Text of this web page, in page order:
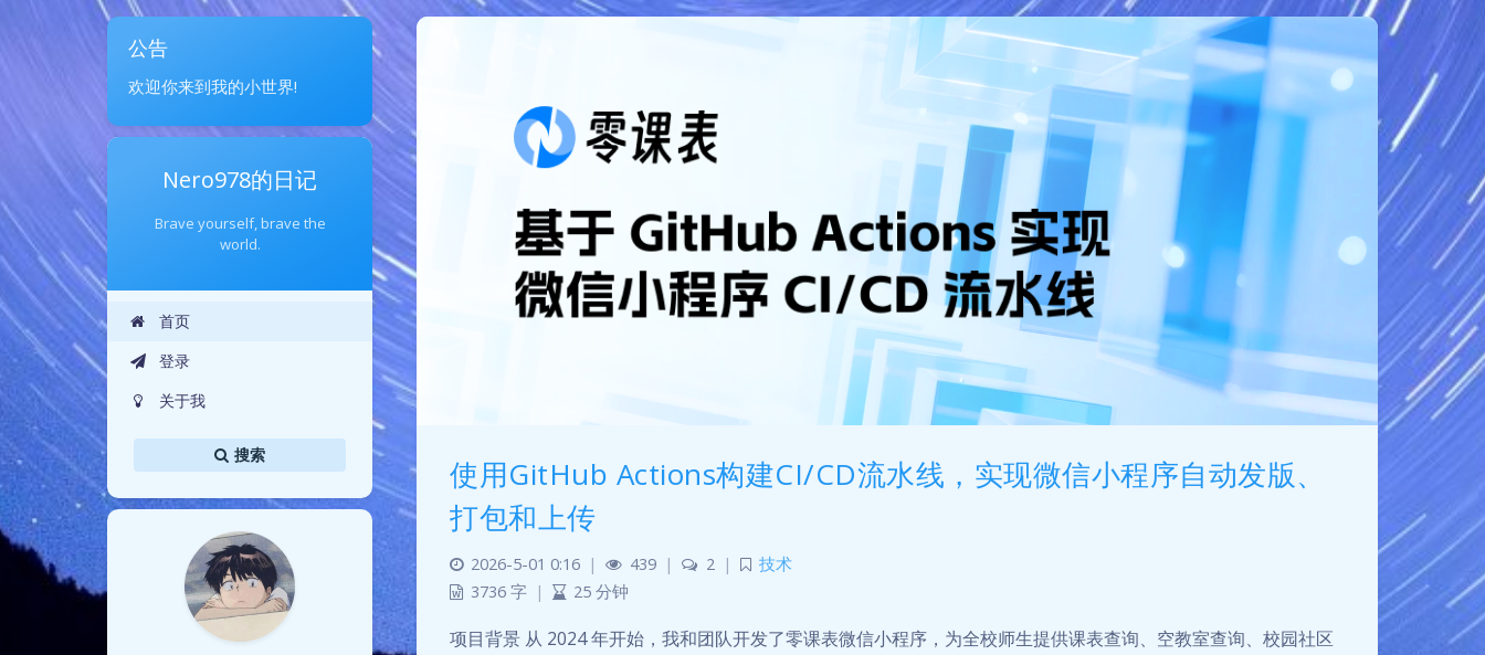
公告
欢迎你来到我的小世界!
Nero978的日记
Brave yourself, brave the
world.
首页
登录
关于我
搜索
使用GitHub Actions构建CI/CD流水线，实现微信小程序自动发版、
打包和上传
2026-5-01 0:16 | 439 | 2 |
技术
3736 字 | 25 分钟
项目背景 从 2024 年开始，我和团队开发了零课表微信小程序，为全校师生提供课表查询、空教室查询、校园社区